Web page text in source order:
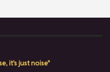
it's just noise"